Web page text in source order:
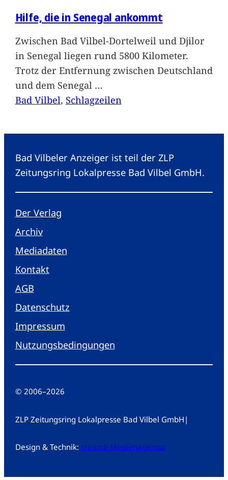
Hilfe, die in Senegal ankommt
Zwischen Bad Vilbel-Dortelweil und Djilor
in Senegal liegen rund 5800 Kilometer.
Trotz der Entfernung zwischen Deutschland
und dem Senegal …
Bad Vilbel, Schlagzeilen
Bad Vilbeler Anzeiger ist teil der ZLP
Zeitungsring Lokalpresse Bad Vilbel GmbH.
Der Verlag
Archiv
Mediadaten
Kontakt
AGB
Datenschutz
Impressum
Nutzungsbedingungen
© 2006–2026
ZLP Zeitungsring Lokalpresse Bad Vilbel GmbH |
Design & Technik: creandi Medienagentur